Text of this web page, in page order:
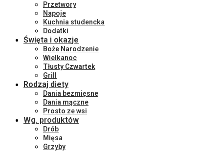
Przetwory
Napoje
Kuchnia studencka
Dodatki
Święta i okazje
Boże Narodzenie
Wielkanoc
Tłusty Czwartek
Grill
Rodzaj diety
Dania bezmięsne
Dania mączne
Prosto ze wsi
Wg. produktów
Drób
Mięsa
Grzyby